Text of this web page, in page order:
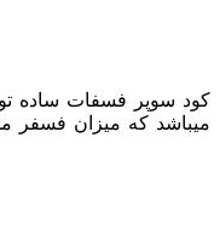
میباشدکه میزان فسفر